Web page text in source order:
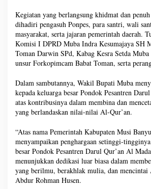
Kegiatan yang berlangsung khidmat dan
dihadiri pengasuh Ponpes, para santri, wali
masyarakat, serta jajaran pemerintah daerah.
Komisi I DPRD Muba Indra Kesumajaya SH
Toman Darwin SPd, Kabag Kesra Setda
unsur Forkopimcam Babat Toman, serta
Dalam sambutannya, Wakil Bupati Muba
kepada keluarga besar Pondok Pesantren
atas kontribusinya dalam membina dan
yang berlandaskan nilai-nilai Al-Qur’an.
“Atas nama Pemerintah Kabupaten Musi
menyampaikan penghargaan setinggi-
besar Pondok Pesantren Darul Qur’an Al
menunjukkan dedikasi luar biasa dalam
yang berilmu, berakhlak mulia, dan mencintai
Abdur Rohman Husen.